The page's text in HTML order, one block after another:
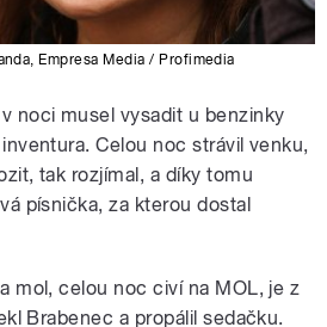
, Empresa Media / Profimedia
noci musel vysadit u benzinky
Celou noc strávil venku,
tak rozjímal, a díky tomu
písnička, za kterou dostal
mol, celou noc civí na MOL, je z
Brabenec a propálil sedačku.